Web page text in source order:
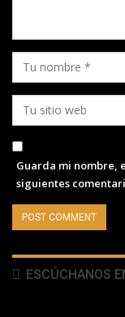
Guarda mi nombre,
siguientes
ESCÚCHANOS